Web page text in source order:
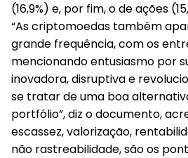
(16,9%) e, por fim, o de ações
“As criptomoedas também
grande frequência, com os
mencionando entusiasmo por
inovadora, disruptiva e
se tratar de uma boa
portfólio”, diz o documento,
escassez, valorização,
não rastreabilidade, são os